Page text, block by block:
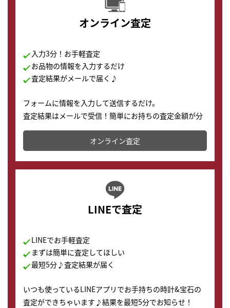
オンライン査定
入力3分！お手軽査定
お品物の情報を入力するだけ
査定結果がメールで届く♪
フォームに情報を入力して送信するだけ。
査定結果はメールで受信！簡単にお持ちの査定金額が分
かります。
オンライン査定
LINEで査定
LINEでお手軽査定
まずは簡単に査定してほしい
最短5分♪査定結果が届く
いつも使っているLINEアプリでお手持ちの時計&宝石の
査定ができちゃいます♪結果を最短5分でお知らせ！